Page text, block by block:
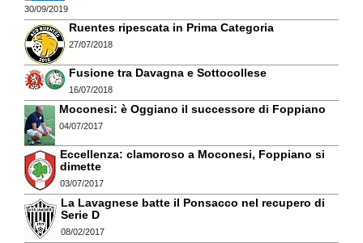
30/09/2019
Ruentes ripescata in Prima Categoria
27/07/2018
Fusione tra Davagna e Sottocollese
16/07/2018
Moconesi: è Oggiano il successore di Foppiano
04/07/2017
Eccellenza: clamoroso a Moconesi, Foppiano si
dimette
03/07/2017
La Lavagnese batte il Ponsacco nel recupero di
Serie D
08/02/2017